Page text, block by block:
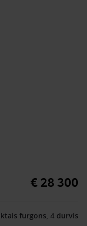
€ 28 300
furgons, 4 durvis